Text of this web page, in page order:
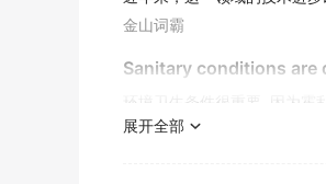
金山词霸
Sanitary conditions are
环境卫生条件很重要, 因为霍
期刊摘选
展开全部